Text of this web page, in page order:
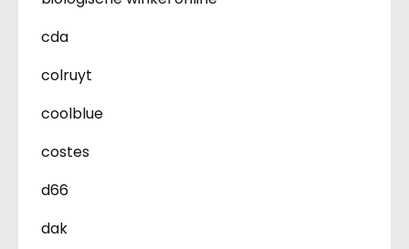
cda
colruyt
coolblue
costes
d66
dak